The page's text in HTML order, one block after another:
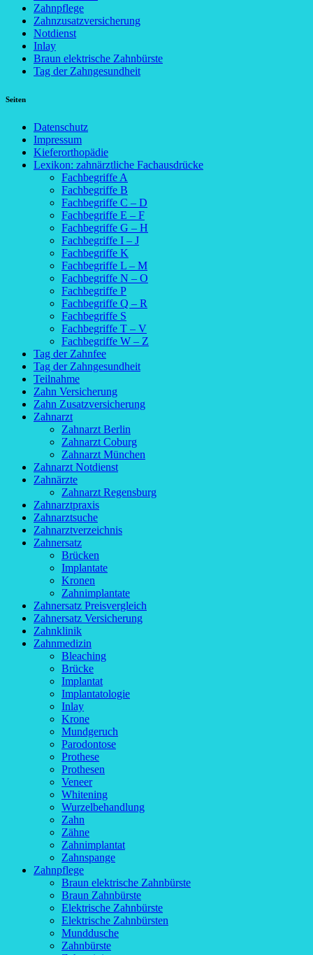
Zahnpflege
Zahnzusatzversicherung
Notdienst
Inlay
Braun elektrische Zahnbürste
Tag der Zahngesundheit
Seiten
Datenschutz
Impressum
Kieferorthopädie
Lexikon: zahnärztliche Fachausdrücke
Fachbegriffe A
Fachbegriffe B
Fachbegriffe C – D
Fachbegriffe E – F
Fachbegriffe G – H
Fachbegriffe I – J
Fachbegriffe K
Fachbegriffe L – M
Fachbegriffe N – O
Fachbegriffe P
Fachbegriffe Q – R
Fachbegriffe S
Fachbegriffe T – V
Fachbegriffe W – Z
Tag der Zahnfee
Tag der Zahngesundheit
Teilnahme
Zahn Versicherung
Zahn Zusatzversicherung
Zahnarzt
Zahnarzt Berlin
Zahnarzt Coburg
Zahnarzt München
Zahnarzt Notdienst
Zahnärzte
Zahnarzt Regensburg
Zahnarztpraxis
Zahnarztsuche
Zahnarztverzeichnis
Zahnersatz
Brücken
Implantate
Kronen
Zahnimplantate
Zahnersatz Preisvergleich
Zahnersatz Versicherung
Zahnklinik
Zahnmedizin
Bleaching
Brücke
Implantat
Implantatologie
Inlay
Krone
Mundgeruch
Parodontose
Prothese
Prothesen
Veneer
Whitening
Wurzelbehandlung
Zahn
Zähne
Zahnimplantat
Zahnspange
Zahnpflege
Braun elektrische Zahnbürste
Braun Zahnbürste
Elektrische Zahnbürste
Elektrische Zahnbürsten
Munddusche
Zahnbürste